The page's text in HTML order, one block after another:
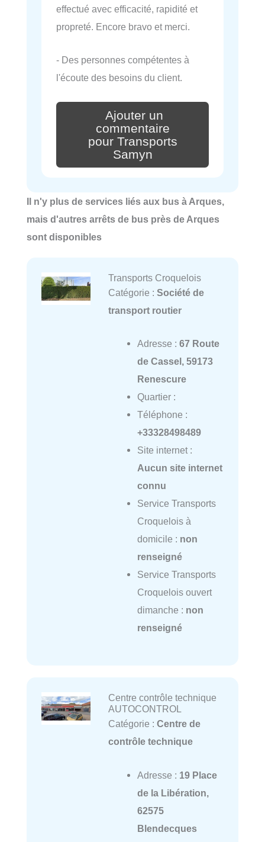
effectué avec efficacité, rapidité et
propreté. Encore bravo et merci.
- Des personnes compétentes à
l'écoute des besoins du client.
Ajouter un
commentaire
pour Transports
Samyn
Il n'y plus de services liés aux bus à Arques,
mais d'autres arrêts de bus près de Arques
sont disponibles
Transports Croquelois
Catégorie : Société de
transport routier
Adresse : 67 Route
de Cassel, 59173
Renescure
Quartier :
Téléphone :
+33328498489
Site internet :
Aucun site internet
connu
Service Transports
Croquelois à
domicile : non
renseigné
Service Transports
Croquelois ouvert
dimanche : non
renseigné
Centre contrôle technique
AUTOCONTROL
Catégorie : Centre de
contrôle technique
Adresse : 19 Place
de la Libération,
62575
Blendecques